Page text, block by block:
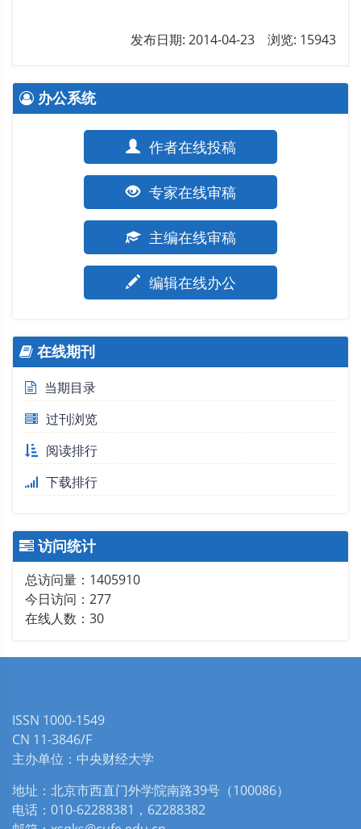
发布日期: 2014-04-23 浏览: 15943
办公系统
作者在线投稿
专家在线审稿
主编在线审稿
编辑在线办公
在线期刊
当期目录
过刊浏览
阅读排行
下载排行
访问统计
总访问量： 1405910
今日访问： 277
在线人数： 30
ISSN 1000-1549
CN 11-3846/F
主办单位：中央财经大学
地址：北京市西直门外学院南路39号（100086）
电话：010-62288381，62288382